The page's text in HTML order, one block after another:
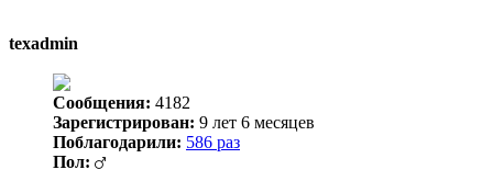
texadmin
Сообщения: 4182
Зарегистрирован: 9 лет 6 месяцев
Поблагодарили: 586 раз
Пол: